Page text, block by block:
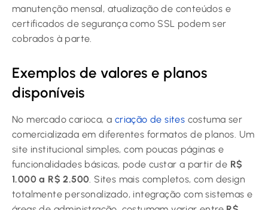
manutenção mensal, atualização de conteúdos e
certificados de segurança como SSL podem ser
cobrados à parte.
Exemplos de valores e planos
disponíveis
No mercado carioca, a criação de sites costuma ser
comercializada em diferentes formatos de planos. Um
site institucional simples, com poucas páginas e
funcionalidades básicas, pode custar a partir de R$
1.000 a R$ 2.500. Sites mais completos, com design
totalmente personalizado, integração com sistemas e